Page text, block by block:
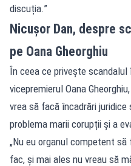
discuția.”
Nicușor Dan, despre
pe Oana Gheorghiu
În ceea ce privește
vicepremierul Oana
vrea să facă încadrări
problema marii corupții și a
„Nu eu organul competent
fac, şi mai ales nu vreau să